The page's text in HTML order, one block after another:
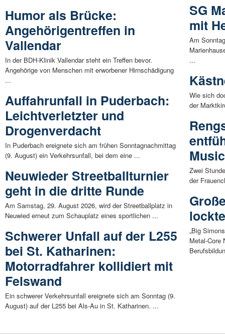
Humor als Brücke:
Angehörigentreffen in
Vallendar
In der BDH-Klinik Vallendar steht ein Treffen bevor.
Angehörige von Menschen mit erworbener Hirnschädigung
...
Auffahrunfall in Puderbach:
Leichtverletzter und
Drogenverdacht
In Puderbach ereignete sich am frühen Sonntagnachmittag
(9. August) ein Verkehrsunfall, bei dem eine ...
Neuwieder Streetballturnier
geht in die dritte Runde
Am Samstag, 29. August 2026, wird der Streetballplatz in
Neuwied erneut zum Schauplatz eines sportlichen ...
Schwerer Unfall auf der L255
bei St. Katharinen:
Motorradfahrer kollidiert mit
Felswand
Ein schwerer Verkehrsunfall ereignete sich am Sonntag (9.
August) auf der L255 bei Als-Au in St. Katharinen. ...
SG
mit
Am
...
Wie sich
der
Zwei
der
„Big
Metal-Core